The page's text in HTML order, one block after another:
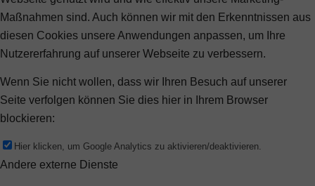
Maßnahmen sind. Auch können wir mit den Erkenntnissen aus
diesen Cookies unsere Anwendungen anpassen, um Ihre
Nutzererfahrung auf unserer Webseite zu verbessern.
Wenn Sie nicht wollen, dass wir Ihren Besuch auf unserer
Seite verfolgen können Sie dies hier in Ihrem Browser
blockieren:
Hier klicken, um Google Analytics zu aktivieren/deaktivieren.
Andere externe Dienste